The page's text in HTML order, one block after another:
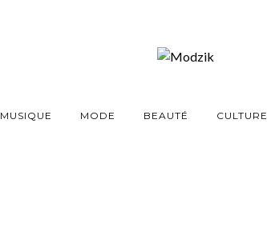
MUSIQUE MODE BEAUTÉ CULTURE